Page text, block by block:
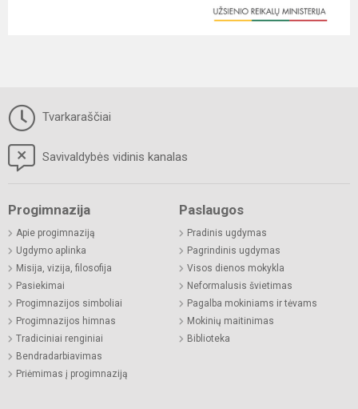
Tvarkaraščiai
Savivaldybės vidinis kanalas
Progimnazija
Apie progimnaziją
Ugdymo aplinka
Misija, vizija, filosofija
Pasiekimai
Progimnazijos simboliai
Progimnazijos himnas
Tradiciniai renginiai
Bendradarbiavimas
Priėmimas į progimnaziją
Paslaugos
Pradinis ugdymas
Pagrindinis ugdymas
Visos dienos mokykla
Neformalusis švietimas
Pagalba mokiniams ir tėvams
Mokinių maitinimas
Biblioteka